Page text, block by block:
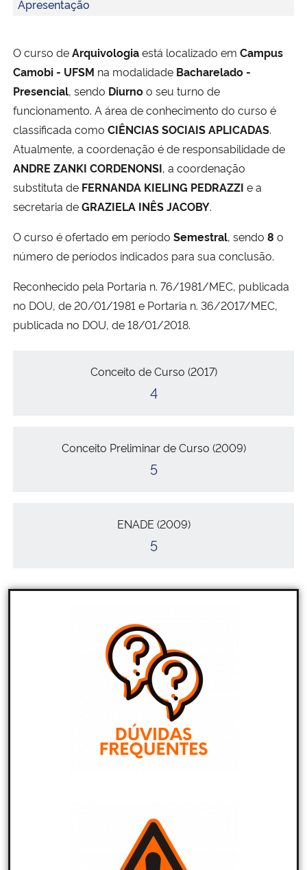
Ministério da Cidadania
Ministério da Saúde
Ministério da Ciência, Tecnologia, Inovações e Comunicações
Ministério do Meio Ambiente
Ministério do Turismo
Controladoria-Geral da União
Ministério da Mulher, da Família e dos Direitos Humanos
Advocacia-Geral da União
Apresentação
O curso deArquivologiaestá localizado em Campus
Camobi - UFSM na modalidade Bacharelado -
Presencial, sendo Diurnoo seu turno de
funcionamento. A área de conhecimento do curso é
classificada como CIÊNCIAS SOCIAIS APLICADAS.
Atualmente, a coordenação é de responsabilidade de
ANDRE ZANKI CORDENONSI, a coordenação
substituta de FERNANDA KIELING PEDRAZZI e a
secretaria deGRAZIELA INÊS JACOBY.
O curso é ofertado em período Semestral, sendo 8 o
número de períodos indicados para sua conclusão.
Reconhecido pela Portaria n. 76/1981/MEC, publicada
no DOU, de 20/01/1981 e Portaria n. 36/2017/MEC,
publicada no DOU, de 18/01/2018.
Conceito de Curso (2017)
4
Conceito Preliminar de Curso (2009)
5
ENADE (2009)
5